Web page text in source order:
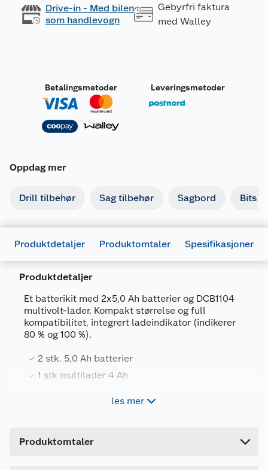
Drive-in - Med bilen
som handlevogn
Gebyrfri faktura
med Walley
Betalingsmetoder Leveringsmetoder
Oppdag mer
Drill tilbehør Sag tilbehør Sagbord Bits
Produktdetaljer Produktomtaler Spesifikasjoner
Produktdetaljer
Et batterikit med 2x5,0 Ah batterier og DCB1104
multivolt-lader. Kompakt størrelse og full
kompatibilitet, integrert ladeindikator (indikerer
80 % og 100 %).
2 stk. 5,0 Ah batterier
1 stk multilader 4 Ah
les mer
Produktomtaler
Generelt
Artikkelnummer
Leverandørens